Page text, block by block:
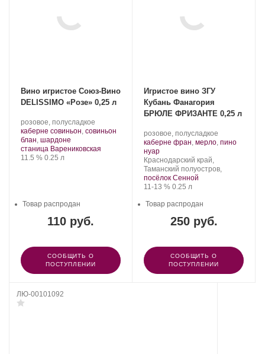
Вино игристое Союз-Вино
DELISSIMO «Розе» 0,25 л
Производитель:
Союз-
Вино.
розовое, полусладкое
Сорт
каберне совиньон, совиньон
блан, шардоне
Регион:
станица Варениковская
Крепость
11.5 %. Объем
0.25 л
110 руб.
Товар распродан
СООБЩИТЬ О
ПОСТУПЛЕНИИ
Игристое вино ЗГУ
Кубань Фанагория
БРЮЛЕ ФРИЗАНТЕ 0,25 л
Производитель:
Фанагория.
розовое, полусладкое
Сорт
каберне фран, мерло, пино
нуар.
Регион:
Краснодарский край,
Таманский полуостров,
посёлок Сенной
Крепость
11-13 %. Объем
0.25 л
250 руб.
Товар распродан
СООБЩИТЬ О
ПОСТУПЛЕНИИ
ЛЮ-00101092